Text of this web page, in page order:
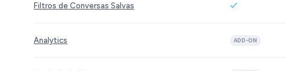
Filtros de Conversas Salvas
Analytics ADD-ON